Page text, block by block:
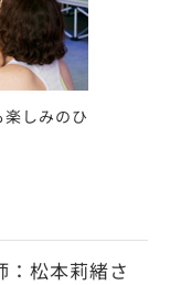
しみのひ
：松本莉緒さ